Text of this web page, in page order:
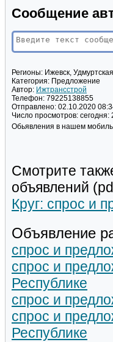
Сообщение
Регионы: Ижевск,
Категория: Предложение
Автор: Ижтрансстрой
Телефон: 79225138855
Отправлено: 02.10.2020
Число просмотров: сегодня:
Обьявления в нашем
Смотрите
объявлений
Круг: спрос и
Объявление
спрос и
спрос и
Республике
спрос и
спрос и
Республике